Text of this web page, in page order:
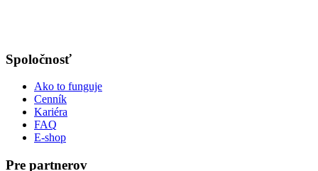
Spoločnosť
Ako to funguje
Cenník
Kariéra
FAQ
E-shop
Pre partnerov